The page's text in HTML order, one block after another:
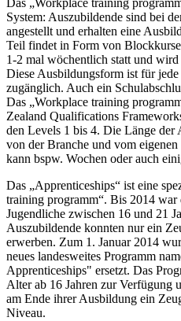
Das „Workplace training
System: Auszubildende sind bei
angestellt und erhalten eine
Teil findet in Form von
1-2 mal wöchentlich statt und
Diese Ausbildungsform ist für
zugänglich. Auch ein
Das „Workplace training
Zealand Qualifications
den Levels 1 bis 4. Die Länge
von der Branche und vom
kann bspw. Wochen oder auch
Das „Apprenticeships“ ist eine
training programm“. Bis 2014 war
Jugendliche zwischen 16 und 21
Auszubildende konnten nur ein
erwerben. Zum 1. Januar 2014
neues landesweites Programm
Apprenticeships" ersetzt. Das
Alter ab 16 Jahren zur Verfügung
am Ende ihrer Ausbildung ein
Niveau.